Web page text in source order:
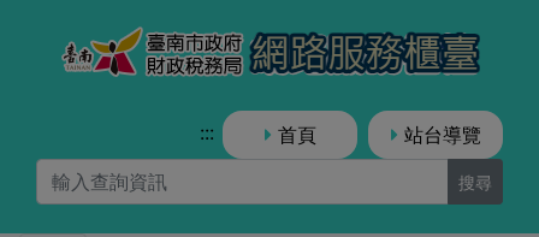
跳到主要內容區塊 臺南
::: 首頁 站台導覽
搜尋